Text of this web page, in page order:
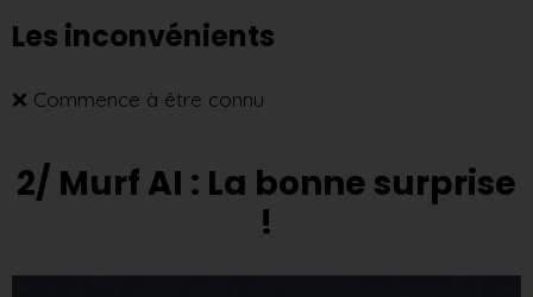
Les inconvénients
❌ Commence à être connu
2/ Murf AI : La bonne surprise
!